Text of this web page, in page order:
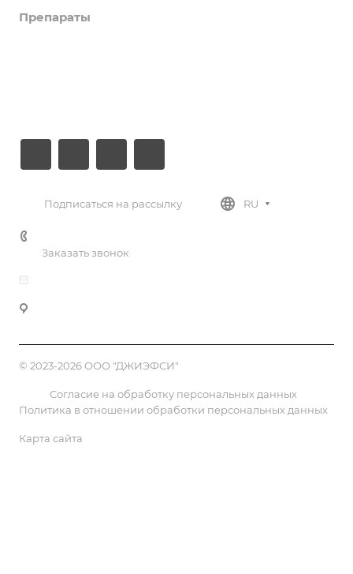
Препараты
Подписаться на рассылку RU
Заказать звонок
© 2023-2026 ООО "ДЖИЭФСИ"
Согласие на обработку персональных данных
Политика в отношении обработки персональных данных
Карта сайта